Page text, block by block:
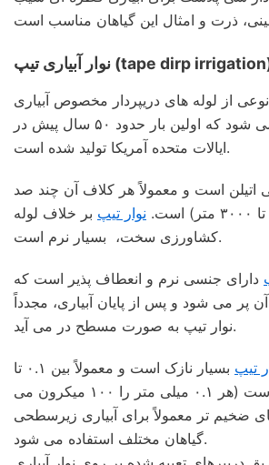
ذرت و امثال این گیاهان مناسب است
نوعی از لوله های دریپردار مخصوص آبیاری
قطره ای محسوب می شود که اولین بار حدود ۵۰ سال پیش در
ایالات متحده آمریکا تولید شده است.
اتیلن است و معمولاً هر کلاف آن چند صد
نوار تیپ بر خلاف لوله
کشاورزی سخت، بسیار نرم است.
دارای جنسی نرم و انعطاف پذیر است که
پر می شود و پس از پایان آبیاری، مجدداً
نوار تیپ به صورت مسطح در می آید.
تیپ
بسیار نازک است و معمولاً بین ۰.۱ تا
۰.۶ میلی متر است (هر ۰.۱ میلی متر را ۱۰۰ میکرون می
ضخیم تر معمولاً برای آبیاری زیرسطحی
گیاهان مختلف استفاده می شود.